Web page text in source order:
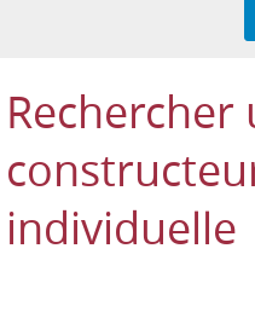
Rechercher
individuelle